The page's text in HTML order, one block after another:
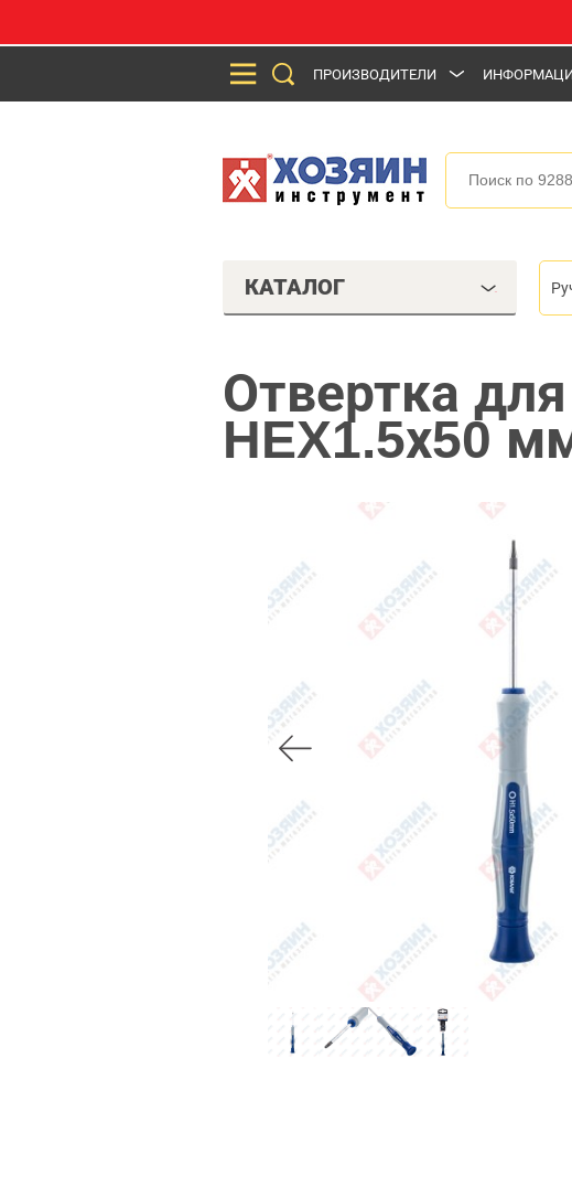
ПРОИЗВОДИТЕЛИ
КАТАЛОГ
Отвертка
HEX1.5х50